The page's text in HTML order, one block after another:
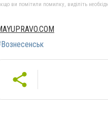
ви помітили помилку, виділіть